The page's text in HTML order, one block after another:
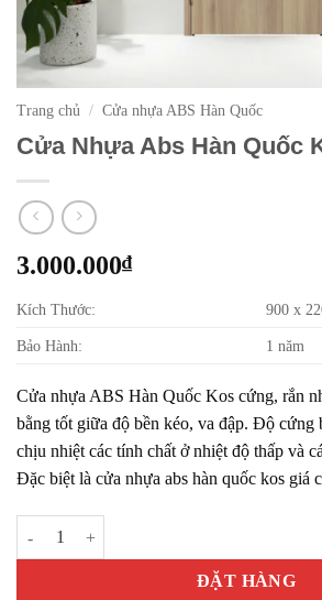
Trang chủ / Cửa nhựa ABS Hàn Quốc
Cửa Nhựa Abs Hàn Quốc
3.000.000₫
Kích Thước: 900 x
Bảo Hành: 1 năm
Cửa nhựa ABS Hàn Quốc Kos cứng, rắn
bằng tốt giữa độ bền kéo, va đập. Độ cứng
chịu nhiệt các tính chất ở nhiệt độ thấp và
Đặc biệt là cửa nhựa abs hàn quốc kos giá
Cửa Nhựa Abs Hàn Quốc Kos KD.19 số lượng
ĐẶT HÀNG